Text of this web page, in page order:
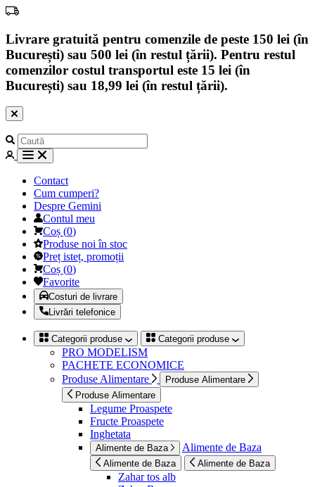
Livrare gratuită pentru comenzile de peste 150 lei (în
București) sau 500 lei (în restul țării). Pentru restul
comenzilor costul transportul este 15 lei (în
București) sau 18,99 lei (în restul țării).
Contact
Cum cumperi?
Despre Gemini
Contul meu
Coș (0)
Produse noi în stoc
Preț isteț, promoții
Coș (0)
Favorite
Costuri de livrare
Livrări telefonice
Categorii produse Categorii produse
PRO MODELISM
PACHETE ECONOMICE
Produse Alimentare
Produse Alimentare
Produse Alimentare
Legume Proaspete
Fructe Proaspete
Inghetata
Alimente de Baza Alimente de Baza
Alimente de Baza Alimente de Baza
Zahar tos alb